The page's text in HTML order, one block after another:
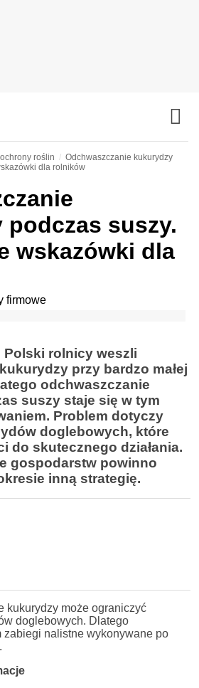
roślin
Odchwaszczanie kukurydzy
dla rolników
podczas suszy.
wskazówki dla
firmowe
Polski rolnicy weszli
przy bardzo małej
odchwaszczanie
suszy staje się w tym
Problem dotyczy
doglebowych, które
do skutecznego działania.
gospodarstw powinno
inną strategię.
kukurydzy może ograniczyć
doglebowych. Dlatego
zabiegi nalistne wykonywane po